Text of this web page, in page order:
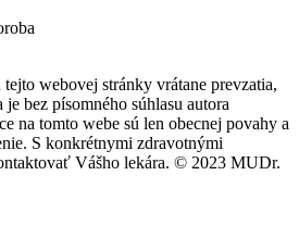
webovej stránky vrátane prevzatia,
bez písomného súhlasu autora
na tomto webe sú len obecnej povahy a
S konkrétnymi zdravotnými
Vášho lekára. © 2023 MUDr.